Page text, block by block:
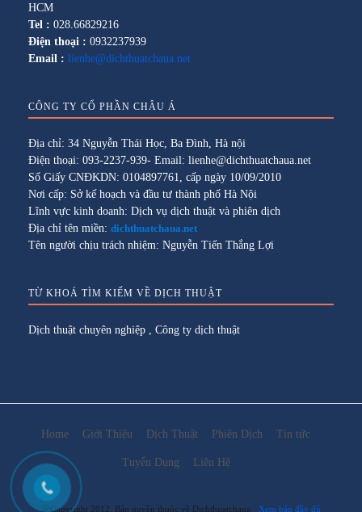
HCM
Tel : 028.66829216
Điện thoại : 0932237939
Email : lienhe@dichthuatchaua.net
CÔNG TY CỔ PHẦN CHÂU Á
Địa chỉ: 34 Nguyễn Thái Học, Ba Đình, Hà nội
Điện thoại: 093-2237-939- Email: lienhe@dichthuatchaua.net
Số Giấy CNĐKDN: 0104897761, cấp ngày 10/09/2010
Nơi cấp: Sở kế hoạch và đầu tư thành phố Hà Nội
Lĩnh vực kinh doanh: Dịch vụ dịch thuật và phiên dịch
Địa chỉ tên miền: dichthuatchaua.net
Tên người chịu trách nhiệm: Nguyễn Tiến Thắng Lợi
TỪ KHOÁ TÌM KIẾM VỀ DỊCH THUẬT
Dịch thuật chuyên nghiệp Công ty dịch thuật
Home Giới Thiệu Dịch Thuật Phiên Dịch Tin tức
Tuyển Dụng Liên Hệ
@Copyright 2012. Bản quyền thuộc về Dichthuatchaua Xem bản đầy đủ